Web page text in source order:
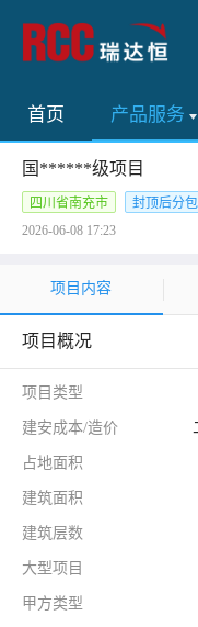
首页 产品服务
国******级项目
四川省南充市
封顶后分
2026-06-08 17:23
项目内容
项目概况
项目类型
建安成本/造价
占地面积
建筑面积
建筑层数
大型项目
甲方类型